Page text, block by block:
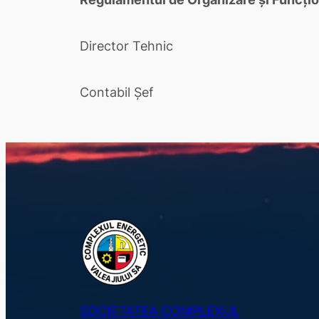
Director Tehnic
Contabil Șef
SOCIETATEA COMPLEXUL